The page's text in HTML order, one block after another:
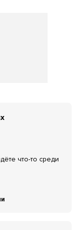
что-то среди